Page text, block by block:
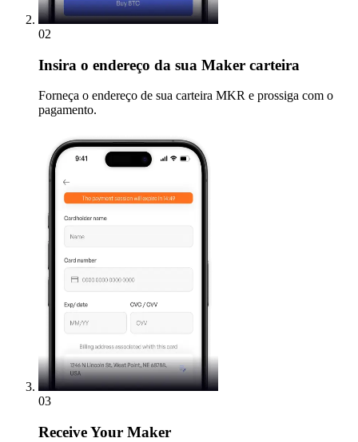
02
Insira o endereço da sua Maker carteira
Forneça o endereço de sua carteira MKR e prossiga com o
pagamento.
03
ReceiveYour Maker